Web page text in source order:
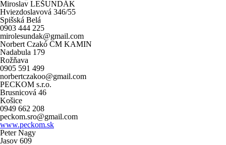
Miroslav LEŠUNDÁK
Hviezdoslavová 346/55
Spišská Belá
0903 444 225
mirolesundak@gmail.com
Norbert Czakó CM KAMIN
Nadabula 179
Rožňava
0905 591 499
norbertczakoo@gmail.com
PECKOM s.r.o.
Brusnicová 46
Košice
0949 662 208
peckom.sro@gmail.com
www.peckom.sk
Peter Nagy
Jasov 609